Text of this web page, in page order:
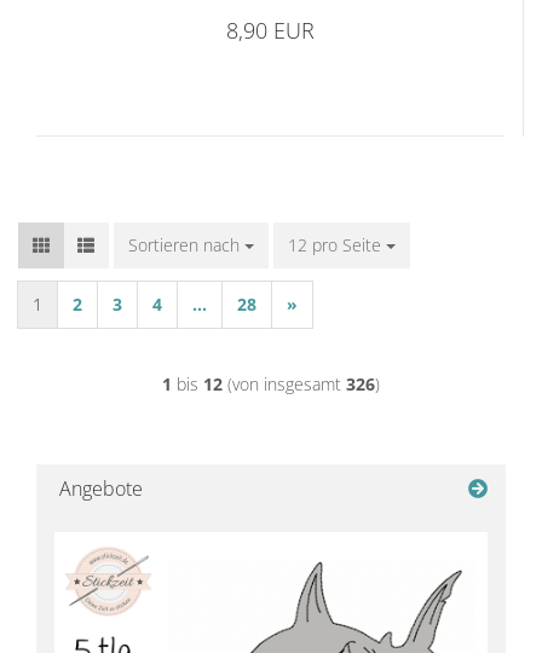
8,90 EUR
Sortieren nach
Sortieren nach 12 pro Seite
pro Seite
1 2 3 4 ... 28 »
1 bis 12 (von insgesamt 326)
Angebote